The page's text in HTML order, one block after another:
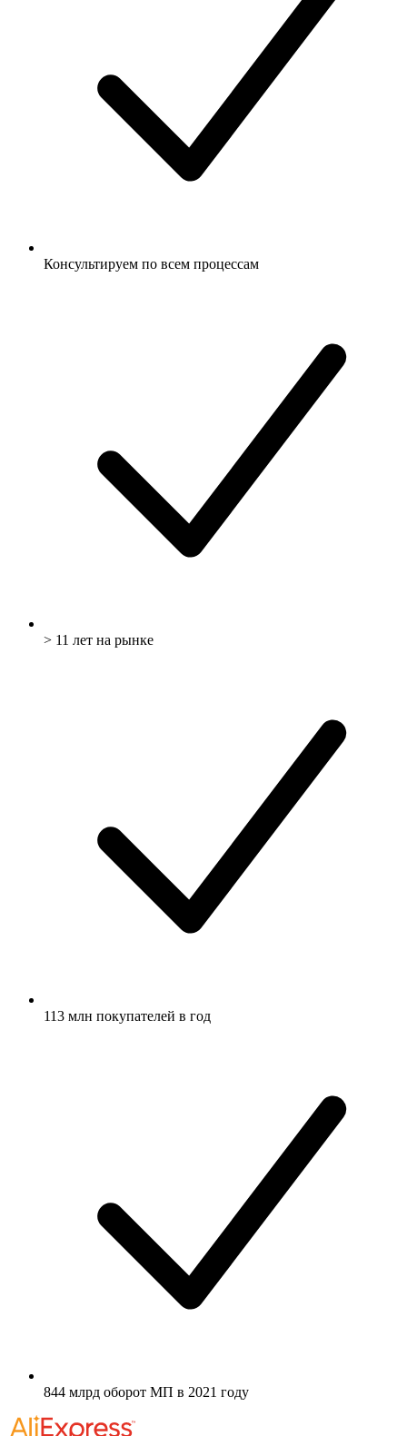
Консультируем по всем процессам
> 11 лет на рынке
113 млн покупателей в год
844 млрд оборот МП в 2021 году